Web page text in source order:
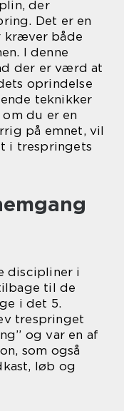
der
Det er en
kræver både
I denne
der er værd at
oprindelse
teknikker
du er en
på emnet, vil
i trespringets
discipliner i
til de
i det 5.
trespringet
og var en af
som også
løb og